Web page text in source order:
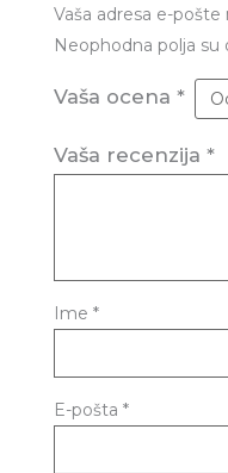
Vaša adresa e-
Neophodna polja su
Vaša ocena *
Vaša recenzija *
Ime *
E-pošta *